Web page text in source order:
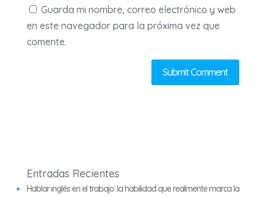
Guarda mi nombre, correo electrónico y web
en este navegador para la próxima vez que
comente.
Entradas Recientes
Hablar inglés en el trabajo: la habilidad que realmente marca la